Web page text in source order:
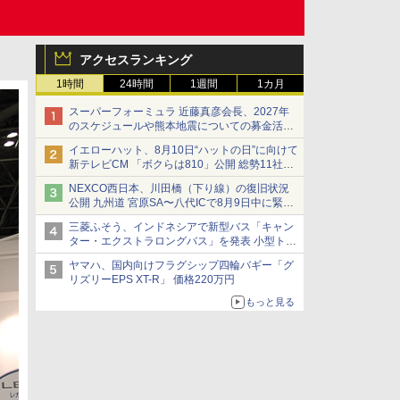
アクセスランキング
1時間 24時間 1週間 1カ月
スーパーフォーミュラ 近藤真彦会長、2027年
のスケジュールや熊本地震についての募金活動
を紹介
イエローハット、8月10日“ハットの日”に向けて
新テレビCM 「ボクらは810」公開 総勢11社
107名が参画
NEXCO西日本、川田橋（下り線）の復旧状況
公開 九州道 宮原SA〜八代ICで8月9日中に緊急
車両を通行可能に
三菱ふそう、インドネシアで新型バス「キャン
ター・エクストラロングバス」を発表 小型トラ
ックベースの観光・旅客輸送向けバス
ヤマハ、国内向けフラグシップ四輪バギー「グ
リズリーEPS XT-R」 価格220万円
もっと見る